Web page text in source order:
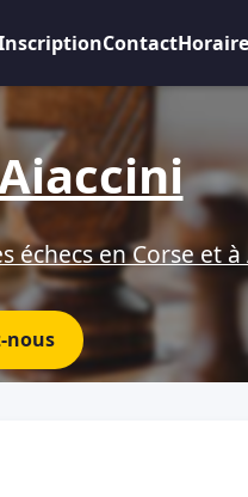
Contact
en Corse et à
nous